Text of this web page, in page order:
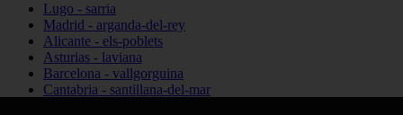
Lugo - sarria
Madrid - arganda-del-rey
Alicante - els-poblets
Asturias - laviana
Barcelona - vallgorguina
Cantabria - santillana-del-mar